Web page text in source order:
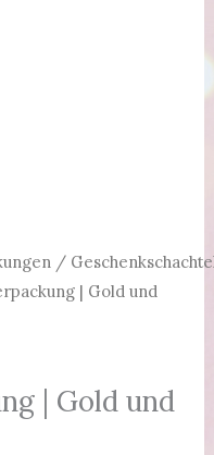
/
| Gold und
| Gold und